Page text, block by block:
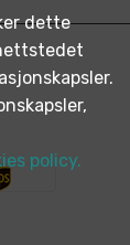
dette
policy.